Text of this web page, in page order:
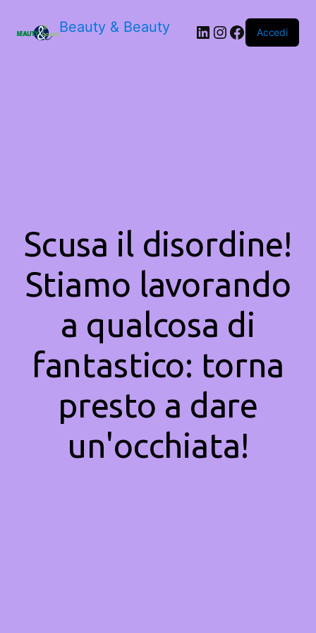
Beauty & Beauty LinkedIn
Instagram
Facebook
Accedi
Scusa il disordine!
Stiamo lavorando
a qualcosa di
fantastico: torna
presto a dare
un'occhiata!